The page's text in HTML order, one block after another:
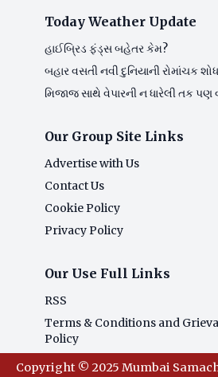
Today Weather Update
હાઈબ્રિડ ફંડ્સ બહેતર કેમ?
બહાર વસતી નવી દુનિયાની રોમાંચક
મિજાજ સાથે વેપારની ન ધારેલી તક પણ
Our Group Site Links
Advertise with Us
Contact Us
Cookie Policy
Privacy Policy
Our Use Full Links
RSS
Terms & Conditions and
Policy
Copyright © 2025 Mumbai